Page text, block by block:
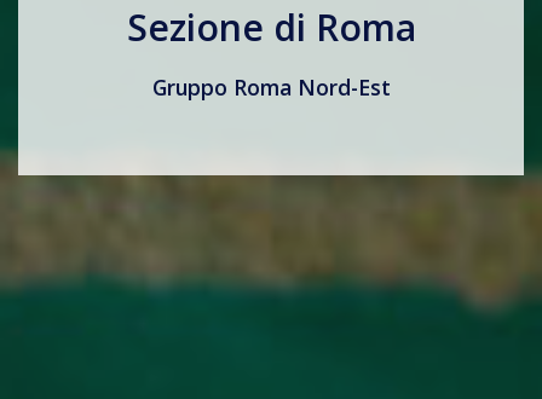
Sezione di Roma
Gruppo Roma Nord-Est